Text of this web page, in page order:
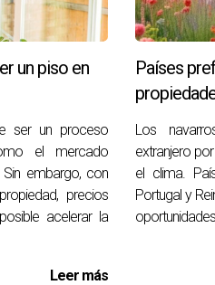
al mismo tiempo.
Pedro fue proactivo al
a esta planificación
proceso lleno de desafíos
problemas logísticos
un piso en
ser un proceso
el mercado
embargo, con
precios
acelerar la
Leer más
Países
Los
extranjero
el clima.
Portugal y